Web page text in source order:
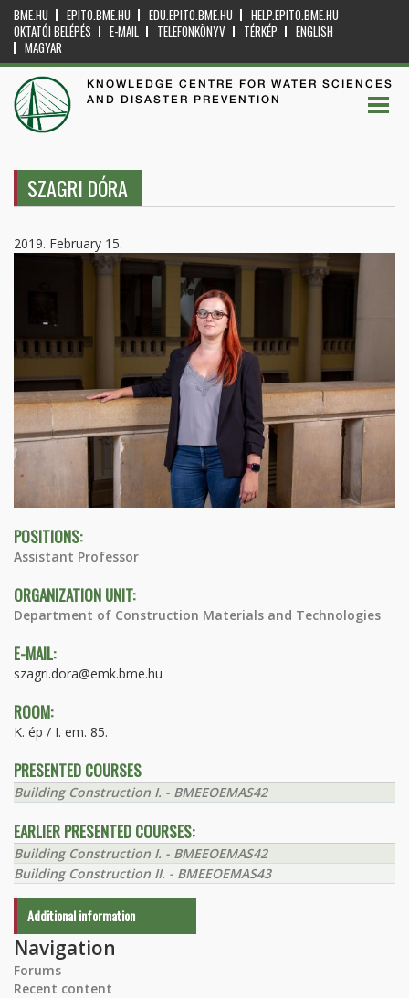
BME.HU EPITO.BME.HU EDU.EPITO.BME.HU
HELP.EPITO.BME.HU
OKTATÓI BELÉPÉS
E-MAIL TELEFONKÖNYV TÉRKÉP
ENGLISH
MAGYAR
KNOWLEDGE CENTRE FOR WATER SCIENCES
AND DISASTER PREVENTION
SZAGRI DÓRA
2019. February 15.
POSITIONS:
Assistant Professor
ORGANIZATION UNIT:
Department of Construction Materials and Technologies
E-MAIL:
szagri.dora@emk.bme.hu
ROOM:
K. ép / I. em. 85.
PRESENTED COURSES
Building Construction I. - BMEEOEMAS42
EARLIER PRESENTED COURSES:
Building Construction I. - BMEEOEMAS42
Building Construction II. - BMEEOEMAS43
Additional information
Navigation
Forums
Recent content